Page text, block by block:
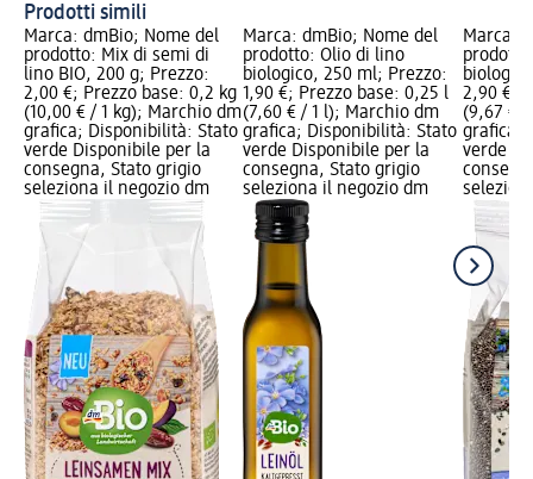
Prodotti simili
Marca: dmBio; Nome del
prodotto: Mix di semi di
lino BIO, 200 g; Prezzo:
2,00 €; Prezzo base: 0,2 kg
(10,00 € / 1 kg); Marchio dm
grafica; Disponibilità: Stato
verde Disponibile per la
consegna, Stato grigio
seleziona il negozio dm
Marca: dmBio; Nome del
prodotto: Olio di lino
biologico, 250 ml; Prezzo:
1,90 €; Prezzo base: 0,25 l
(7,60 € / 1 l); Marchio dm
grafica; Disponibilità: Stato
verde Disponibile per la
consegna, Stato grigio
seleziona il negozio dm
Marca:
2,90 €;
(9,67 € /
grafica;
verde